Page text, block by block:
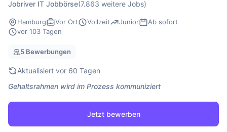
Jobriver IT Jobbörse(7.863 weitere Jobs)
Hamburg Vor Ort Vollzeit Junior
Ab sofort
vor 103 Tagen
5 Bewerbungen
Aktualisiert vor 60 Tagen
Gehaltsrahmen wird im Prozess kommuniziert
Jetzt bewerben